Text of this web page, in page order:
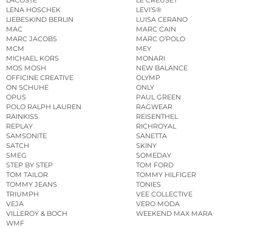
LENA HOSCHEK
LEVI’S®
LIEBESKIND BERLIN
LUISA CERANO
MAC
MARC CAIN
MARC JACOBS
MARC O’POLO
MCM
MEY
MICHAEL KORS
MONARI
MOS MOSH
NEW BALANCE
OFFICINE CREATIVE
OLYMP
ON SCHUHE
ONLY
OPUS
PAUL GREEN
POLO RALPH LAUREN
RAGWEAR
RAINKISS
REISENTHEL
REPLAY
RICHROYAL
SAMSONITE
SANETTA
SATCH
SKINY
SMEG
SOMEDAY
STEP BY STEP
TOM FORD
TOM TAILOR
TOMMY HILFIGER
TOMMY JEANS
TONIES
TRIUMPH
VEE COLLECTIVE
VEJA
VERO MODA
VILLEROY & BOCH
WEEKEND MAX MARA
WMF